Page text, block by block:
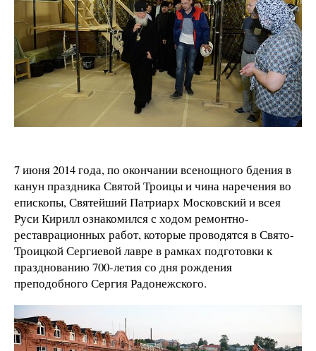
7 июня 2014 года, по окончании всенощного бдения в
канун праздника Святой Троицы и чина наречения во
епископы, Святейший Патриарх Московский и всея
Руси Кирилл ознакомился с ходом ремонтно-
реставрационных работ, которые проводятся в Свято-
Троицкой Сергиевой лавре в рамках подготовки к
празднованию 700-летия со дня рождения
преподобного Сергия Радонежского.